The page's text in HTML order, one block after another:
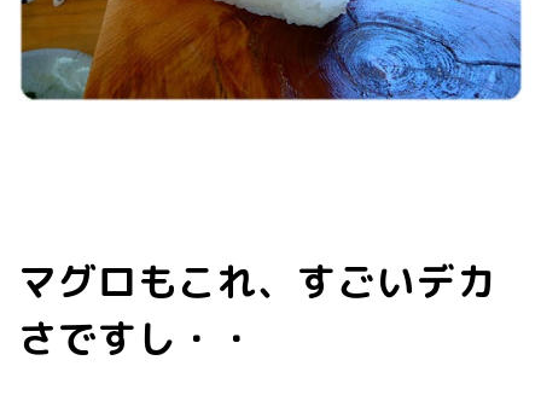
マグロもこれ、すごいデカ
さですし・・